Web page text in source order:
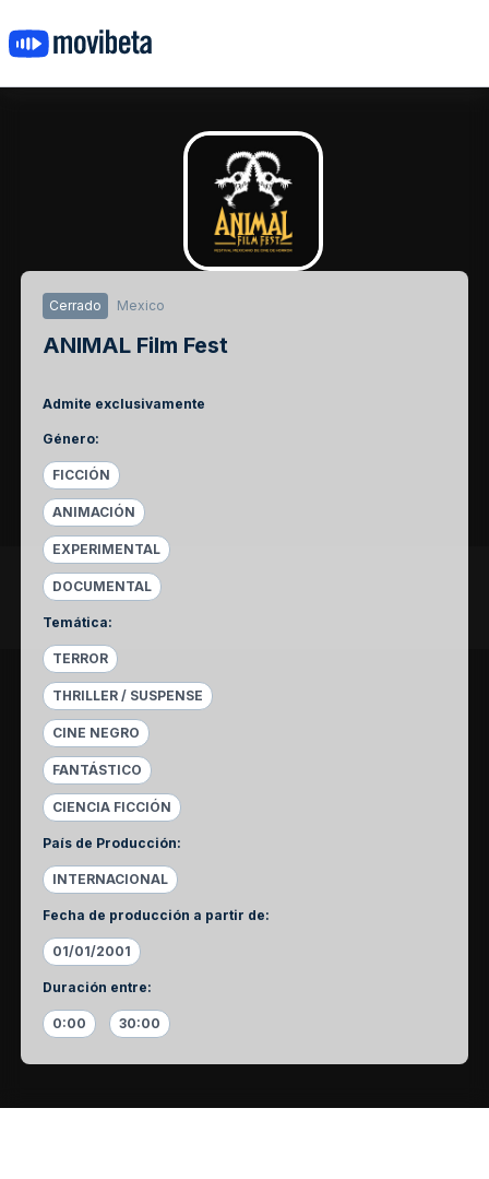
Cerrado Mexico
ANIMAL Film Fest
Admite exclusivamente
Género:
FICCIÓN
ANIMACIÓN
EXPERIMENTAL
DOCUMENTAL
Temática:
TERROR
THRILLER / SUSPENSE
CINE NEGRO
FANTÁSTICO
CIENCIA FICCIÓN
País de Producción:
INTERNACIONAL
Fecha de producción a partir de:
01/01/2001
Duración entre:
0:00 30:00